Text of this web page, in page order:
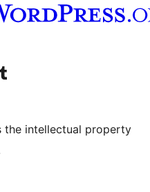
canal de YouTube
Visita nuestra cuenta de Tumblr
the intellectual property